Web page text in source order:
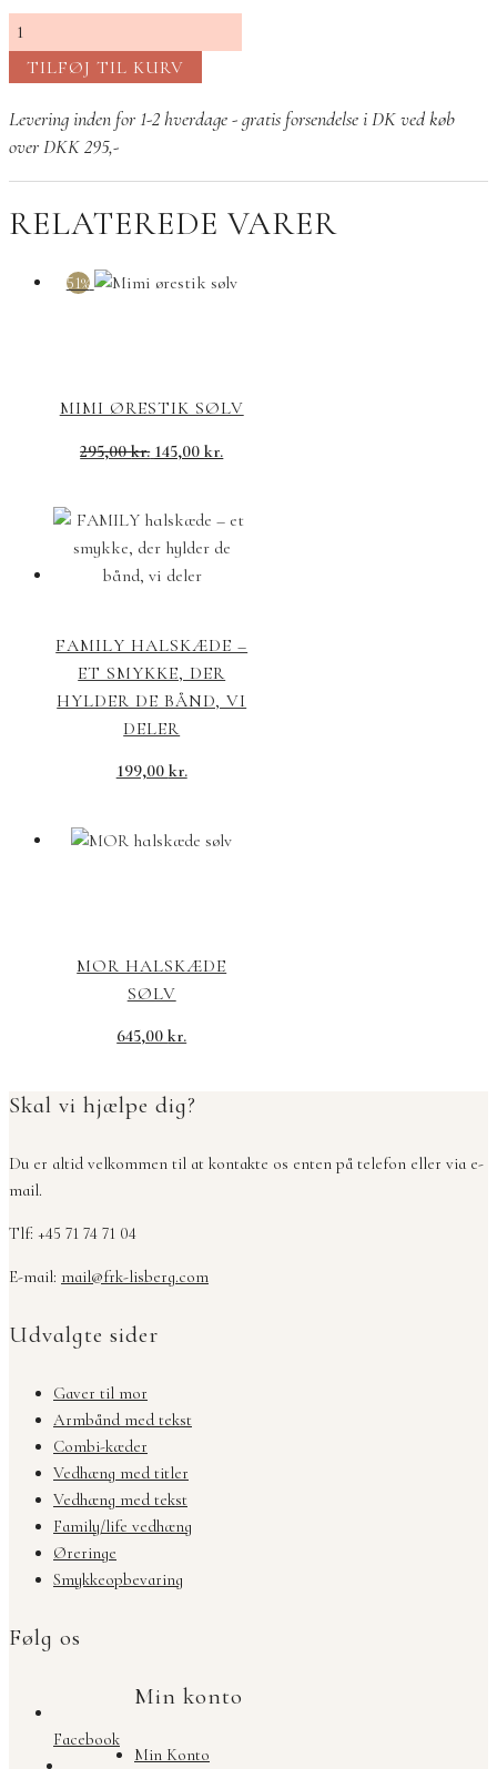
Mor
silkearmbånd
sølv
antal
TILFØJ TIL KURV
Levering inden for 1-2 hverdage - gratis forsendelse i DK ved køb
over DKK 295,-
RELATEREDE VARER
51%
MIMI ØRESTIK SØLV
295,00kr. Den
var:
295,00 kr..
145,00kr.Den
er:
145,00 kr..
FAMILY HALSKÆDE –
ET SMYKKE, DER
HYLDER DE BÅND, VI
DELER
199,00 kr.
MOR HALSKÆDE
SØLV
645,00kr.
Skal vi hjælpe dig?
Du er altid velkommen til at kontakte os enten på telefon eller via e-
mail.
Tlf: +45 71 74 71 04
E-mail: mail@frk-lisberg.com
Udvalgte sider
Gaver til mor
Armbånd med tekst
Combi-kæder
Vedhæng med titler
Vedhæng med tekst
Family/life vedhæng
Øreringe
Smykkeopbevaring
Følg os
Facebook
Min konto
Min Konto